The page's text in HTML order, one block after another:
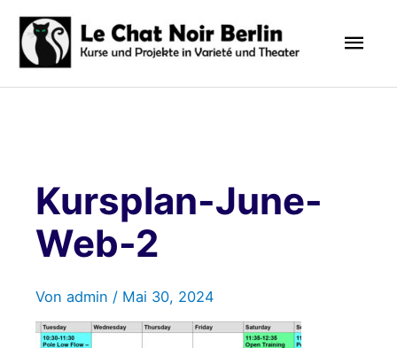
Zum
Inhalt
springen
Kursplan-June-
Web-2
Vonadmin / Mai 30, 2024